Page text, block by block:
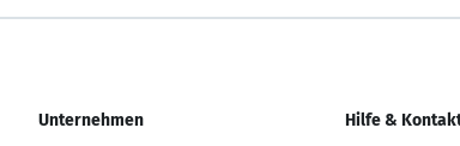
Unternehmen Hilfe &